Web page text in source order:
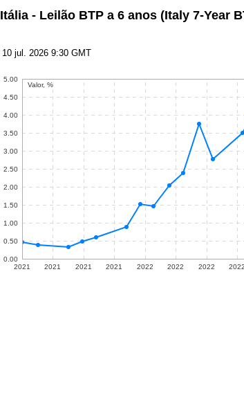
Itália - Leilão BTP a 6 anos (Italy 7-Year
10 jul. 2026 9:30 GMT